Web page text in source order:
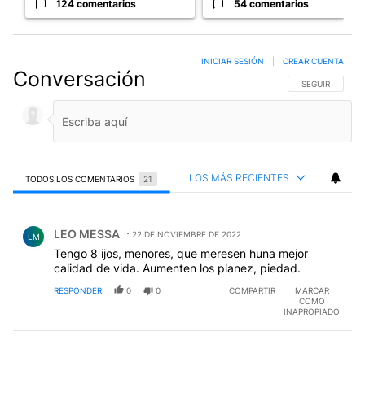
124 comentarios 54 comentarios
Conversación SIGA ESTA
SEGUIR
INICIAR SESIÓN CREAR CUENTA
TODOS LOS COMENTARIOS 21 LOS MÁS RECIENTES
LM LEO MESSA 22 DE NOVIEMBRE DE 2022
Tengo 8 ijos, menores, que meresen huna mejor
calidad de vida. Aumenten los planez, piedad.
RESPONDER 0 0 COMPARTIR
MARCAR
COMO
INAPROPIADO